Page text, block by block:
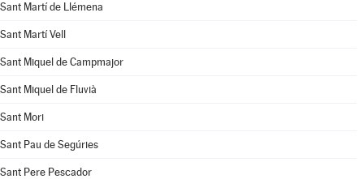
Sant Martí de Llémena
Sant Martí Vell
Sant Miquel de Campmajor
Sant Miquel de Fluvià
Sant Mori
Sant Pau de Segúries
Sant Pere Pescador